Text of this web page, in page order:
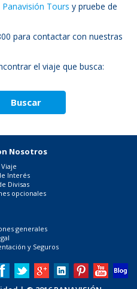
Tours y pruebe de
para contactar con nuestras
el viaje que busca:
Nosotros
Interés
Divisas
opcionales
generales
y Seguros